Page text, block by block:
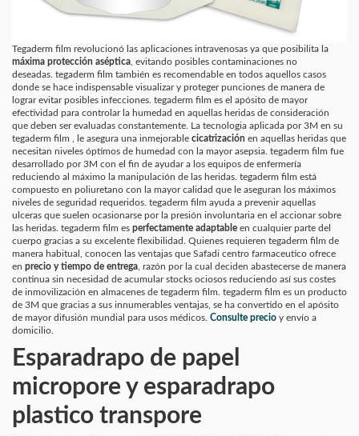
Tegaderm film revolucionó las aplicaciones intravenosas ya que posibilita la
máxima protección aséptica , evitando posibles contaminaciones no
deseadas. tegaderm film también es recomendable en todos aquellos casos
donde se hace indispensable visualizar y proteger punciones de manera de
lograr evitar posibles infecciones. tegaderm film es el apósito de mayor
efectividad para controlar la humedad en aquellas heridas de consideración
que deben ser evaluadas constantemente. La tecnologia aplicada por 3M en su
tegaderm film , le asegura una inmejorable cicatrización en aquellas heridas que
necesitan niveles óptimos de humedad con la mayor asepsia. tegaderm film fue
desarrollado por 3M con el fin de ayudar a los equipos de enfermería
reduciendo al máximo la manipulación de las heridas. tegaderm film está
compuesto en poliuretano con la mayor calidad que le aseguran los máximos
niveles de seguridad requeridos. tegaderm film ayuda a prevenir aquellas
ulceras que suelen ocasionarse por la presión involuntaria en el accionar sobre
las heridas. tegaderm film es perfectamente adaptable en cualquier parte del
cuerpo gracias a su excelente flexibilidad. Quienes requieren tegaderm film de
manera habitual, conocen las ventajas que Safadi centro farmaceutico ofrece
en precio y tiempo de entrega , razón por la cual deciden abastecerse de manera
continua sin necesidad de acumular stocks ociosos reduciendo así sus costes
de inmovilización en almacenes de tegaderm film. tegaderm film es un producto
de 3M que gracias a sus innumerables ventajas, se ha convertido en el apósito
de mayor difusión mundial para usos médicos. Consulte precio y envío a
domicilio.
Esparadrapo de papel
micropore y esparadrapo
plastico transpore